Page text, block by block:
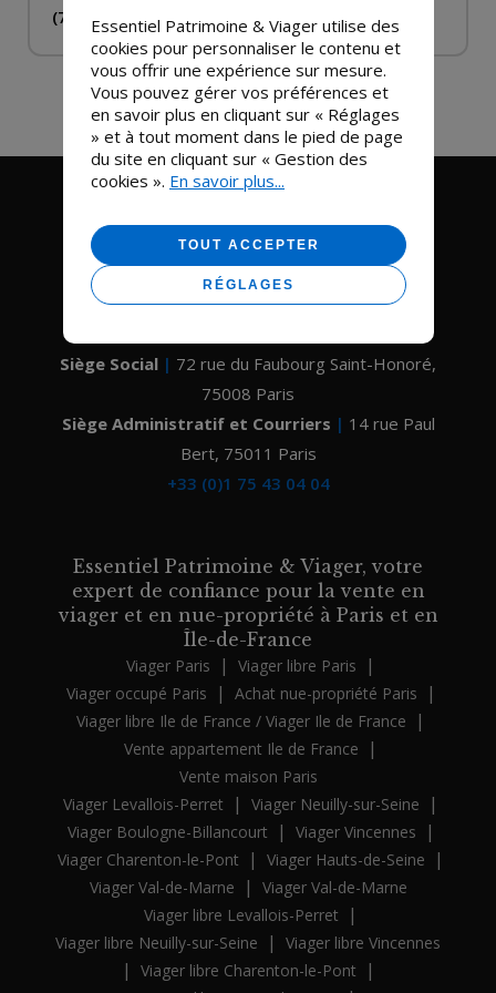
(75011)
Siège Social | 72 rue du Faubourg Saint-Honoré,
75008 Paris
Siège Administratif et Courriers | 14 rue Paul
Bert, 75011 Paris
+33 (0)1 75 43 04 04
Essentiel Patrimoine & Viager, votre
expert de confiance pour la vente en
viager et en nue-propriété à Paris et en
Île-de-France
Viager Paris | Viager libre Paris |
Viager occupé Paris | Achat nue-propriété Paris |
Viager libre Ile de France / Viager Ile de France |
Vente appartement Ile de France |
Vente maison Paris
Viager Levallois-Perret
| Viager Neuilly-sur-Seine |
Viager Boulogne-Billancourt | Viager Vincennes |
Viager Charenton-le-Pont | Viager Hauts-de-Seine |
Viager Val-de-Marne |
Viager Val-de-Marne
Viager libre Levallois-Perret
|
Viager libre Neuilly-sur-Seine | Viager libre Vincennes
| Viager libre Charenton-le-Pont |
Essentiel Patrimoine & Viager utilise des
cookies pour personnaliser le contenu et
vous offrir une expérience sur mesure.
Vous pouvez gérer vos préférences et
en savoir plus en cliquant sur « Réglages
» et à tout moment dans le pied de page
du site en cliquant sur « Gestion des
cookies ». En savoir plus...
TOUT ACCEPTER
RÉGLAGES